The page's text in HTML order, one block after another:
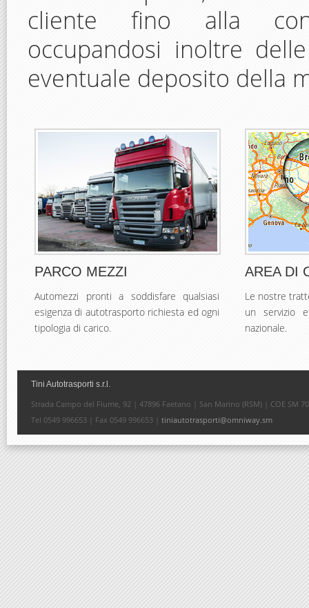
cliente fino alla
occupandosi inoltre
eventuale deposito della
PARCO MEZZI
Automezzi pronti a soddisfare qualsiasi
esigenza di autotrasporto richiesta ed ogni
tipologia di carico.
AREA DI
Le nostre
un servizio
nazionale.
Tini Autotrasporti s.r.l.
Strada Campo del Fiume, 92 | 47896 Faetano | San Marino (RSM) | COE SM
Tel 0549 996653 | Fax 0549 996653 | tiniautotrasporti@omniway.sm